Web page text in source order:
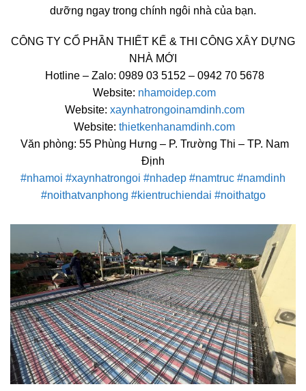
dưỡng ngay trong chính ngôi nhà của bạn.
CÔNG TY CỔ PHẦN THIẾT KẾ & THI CÔNG XÂY DỰNG
NHÀ MỚI
Hotline – Zalo: 0989 03 5152 – 0942 70 5678
Website: nhamoidep.com
Website: xaynhatrongoinamdinh.com
Website: thietkenhanamdinh.com
Văn phòng: 55 Phùng Hưng – P. Trường Thi – TP. Nam
Định
#nhamoi #xaynhatrongoi #nhadep #namtruc #namdinh
#noithatvanphong #kientruchiendai #noithatgo